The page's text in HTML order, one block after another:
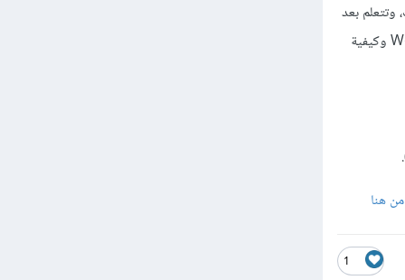
وتتعلم بعد
ذلك أيضًا تطوير موقع إعلانات مبوبة، وموقع لمشاركة الفيديوهات، بعد ذلك تنتقل لتعلم أساسيات WordPress وكيفية
1